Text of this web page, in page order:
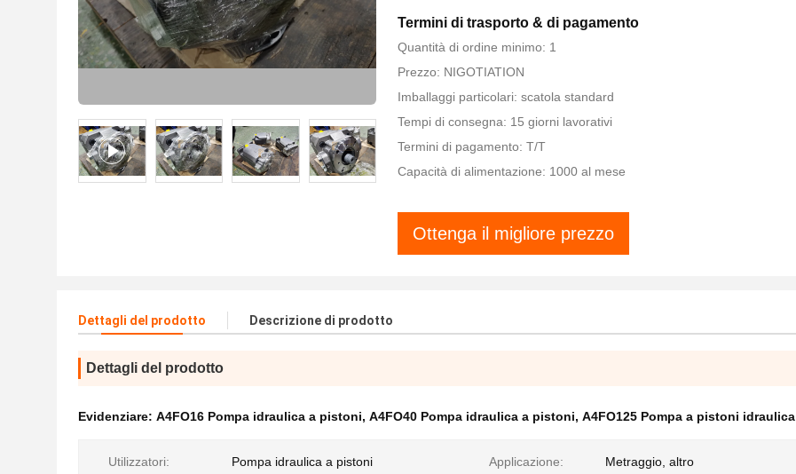
Termini di trasporto & di pagamento
Quantità di ordine minimo: 1
Prezzo: NIGOTIATION
Imballaggi particolari: scatola standard
Tempi di consegna: 15 giorni lavorativi
Termini di pagamento: T/T
Capacità di alimentazione: 1000 al mese
Ottenga il migliore prezzo
Dettagli del prodotto Descrizione di prodotto
Dettagli del prodotto
Evidenziare: A4FO16 Pompa idraulica a pistoni, A4FO40 Pompa idraulica a pistoni, A4FO125 Pompa a pistoni idraulica
Utilizzatori: Pompa idraulica a pistoni Applicazione: Metraggio, altro